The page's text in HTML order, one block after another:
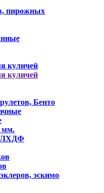
пирожных
куличей
куличей
Бенто
мм.
ЛХДФ
эскимо